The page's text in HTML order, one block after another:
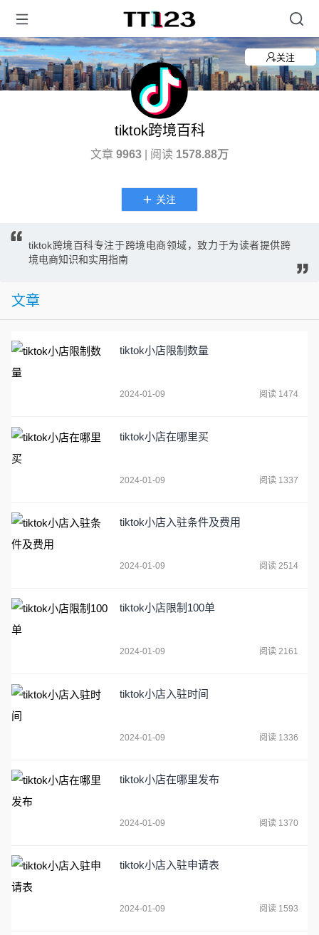
关注
tiktok跨境百科
文章 9963 | 阅读 1578.88万
关注
tiktok跨境百科专注于跨境电商领域，致力于为读者提供跨
境电商知识和实用指南
文章
tiktok小店限制数量
2024-01-09 阅读 1474
tiktok小店在哪里买
2024-01-09 阅读 1337
tiktok小店入驻条件及费用
2024-01-09 阅读 2514
tiktok小店限制100单
2024-01-09 阅读 2161
tiktok小店入驻时间
2024-01-09 阅读 1336
tiktok小店在哪里发布
2024-01-09 阅读 1370
tiktok小店入驻申请表
2024-01-09 阅读 1593